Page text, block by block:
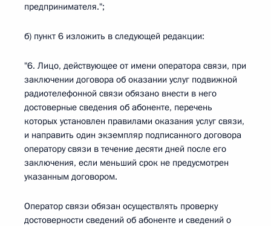
предпринимателя.";
б) пункт 6 изложить в следующей редакции:
"6. Лицо, действующее от имени оператора связи, при
заключении договора об оказании услуг подвижной
радиотелефонной связи обязано внести в него
достоверные сведения об абоненте, перечень
которых установлен правилами оказания услуг связи,
и направить один экземпляр подписанного договора
оператору связи в течение десяти дней после его
заключения, если меньший срок не предусмотрен
указанным договором.
Оператор связи обязан осуществлять проверку
достоверности сведений об абоненте и сведений о